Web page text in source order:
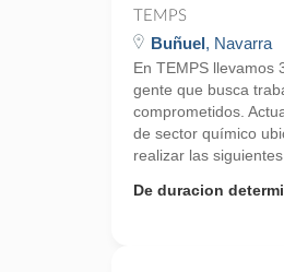
TEMPS
Buñuel, Navarra
En TEMPS llevamos
gente que busca
comprometidos.
de sector químico
realizar las siguientes
De duracion